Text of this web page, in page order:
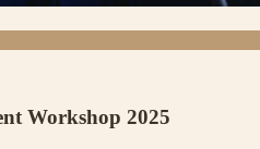
Workshop 2025